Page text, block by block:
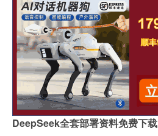
DeepSeek全套部署资料免费下载